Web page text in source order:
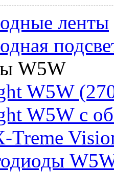
ленты
W5W
W5W
W5W с
Treme